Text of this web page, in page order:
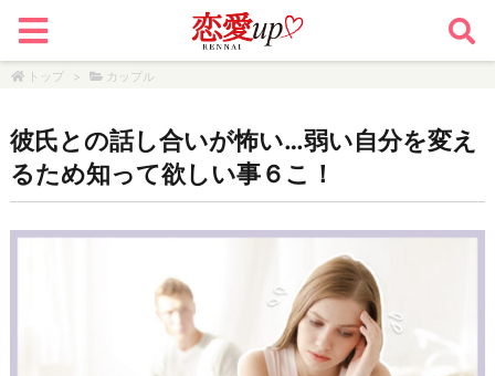
トップ > カップル
彼氏との話し合いが怖い…弱い自分を変え
るため知って欲しい事６こ！